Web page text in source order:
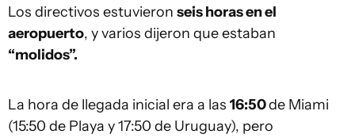
Los directivos estuvieron seis horas en el
aeropuerto, y varios dijeron que estaban
“molidos”.
La hora de llegada inicial era a las 16:50de Miami
(15:50 de Playa y 17:50 de Uruguay), pero